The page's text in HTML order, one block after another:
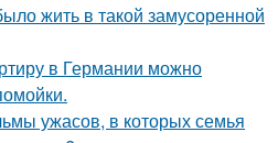
жить в такой замусоренной
в Германии можно
ужасов, в которых семья